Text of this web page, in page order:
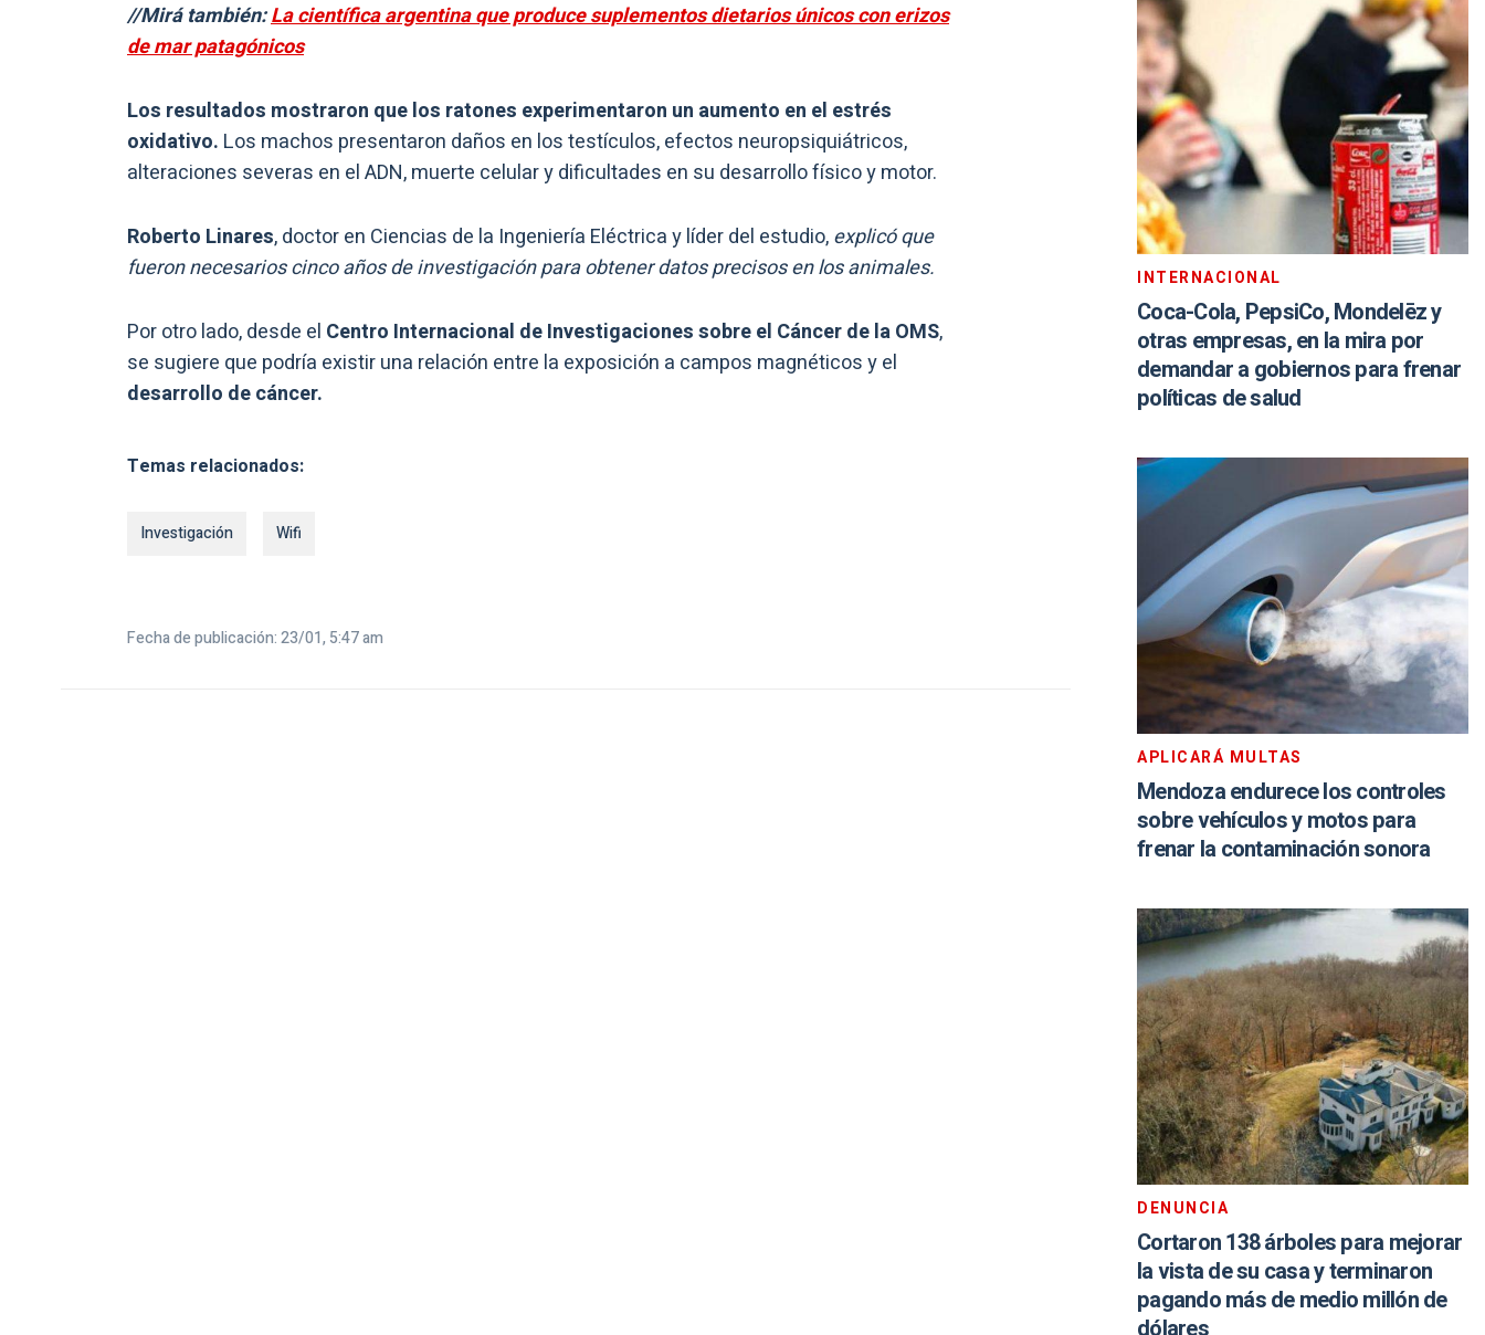
//Mirá también:La científica argentina que produce suplementos dietarios únicos con erizos
de mar patagónicos
Los resultados mostraron que los ratones experimentaron un aumento en el estrés
oxidativo. Los machos presentaron daños en los testículos, efectos neuropsiquiátricos,
alteraciones severas en el ADN, muerte celular y dificultades en su desarrollo físico y motor.
Roberto Linares, doctor en Ciencias de la Ingeniería Eléctrica y líder del estudio,explicó que
fueron necesarios cinco años de investigación para obtener datos precisos en los animales.
Por otro lado, desde el Centro Internacional de Investigaciones sobre el Cáncer de la OMS,
se sugiere que podría existir una relación entre la exposición a campos magnéticos y el
desarrollo de cáncer.
Temas relacionados:
Investigación Wifi
Fecha de publicación: 23/01, 5:47 am
INTERNACIONAL
Coca-Cola, PepsiCo, Mondelēz y
otras empresas, en la mira por
demandar a gobiernos para frenar
políticas de salud
APLICARÁ MULTAS
Mendoza endurece los controles
sobre vehículos y motos para
frenar la contaminación sonora
DENUNCIA
Cortaron 138 árboles para mejorar
la vista de su casa y terminaron
pagando más de medio millón de